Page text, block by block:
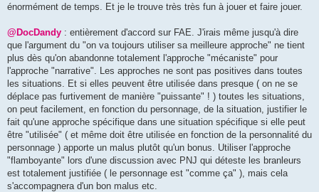
énormément de temps. Et je le trouve très très fun à jouer et faire jouer.
@DocDandy : entièrement d'accord sur FAE. J'irais même jusqu'à dire
que l'argument du "on va toujours utiliser sa meilleure approche" ne tient
plus dès qu'on abandonne totalement l'approche "mécaniste" pour
l'approche "narrative". Les approches ne sont pas positives dans toutes
les situations. Et si elles peuvent être utilisée dans presque ( on ne se
déplace pas furtivement de manière "puissante" ! ) toutes les situations,
on peut facilement, en fonction du personnage, de la situation, justifier le
fait qu'une approche spécifique dans une situation spécifique si elle peut
être "utilisée" ( et même doit être utilisée en fonction de la personnalité du
personnage ) apporte un malus plutôt qu'un bonus. Utiliser l'approche
"flamboyante" lors d'une discussion avec PNJ qui déteste les branleurs
est totalement justifiée ( le personnage est "comme ça" ), mais cela
s'accompagnera d'un bon malus etc.